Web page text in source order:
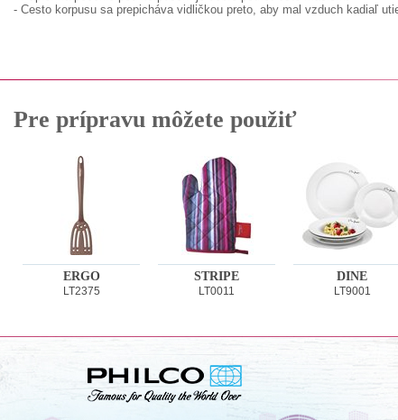
- Cesto korpusu sa prepicháva vidličkou preto, aby mal vzduch kadiaľ
Pre prípravu môžete použiť
ERGO
LT2375
STRIPE
LT0011
DINE
LT9001